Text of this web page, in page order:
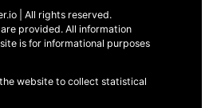
| All rights reserved.
provided. All information
is for informational purposes
website to collect statistical